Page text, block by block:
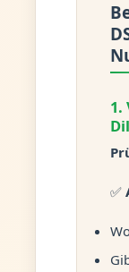
1.
✅